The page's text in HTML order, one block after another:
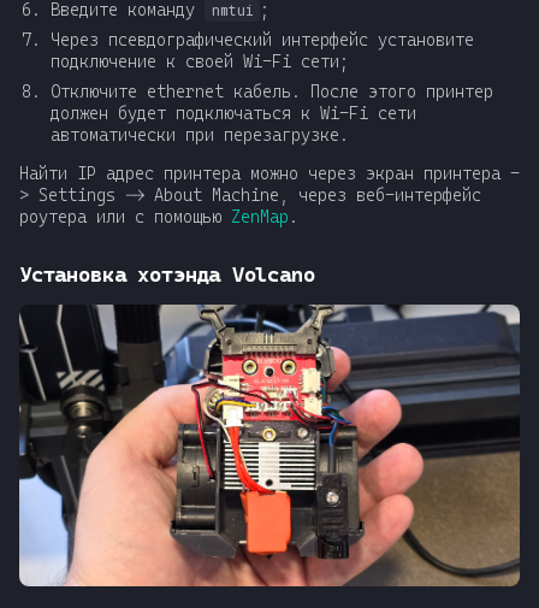
Введите команду nmtui
;
Через псевдографический интерфейс установите
подключение к своей Wi-Fi сети;
Отключите ethernet кабель. После этого принтер
должен будет подключаться к Wi-Fi сети
автоматически при перезагрузке.
Найти IP адрес принтера можно через экран принтера -
> Settings -> About Machine, через веб-интерфейс
роутера или с помощью ZenMap .
Установка хотэнда Volcano